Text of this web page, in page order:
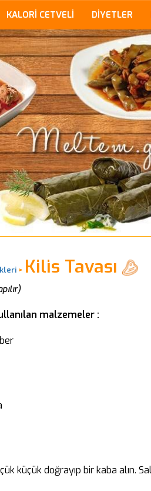
KALORİ CETVELİ DİYETLER
> Kilis Tavası
malzemeler :
küçük doğrayıp bir kaba alın.